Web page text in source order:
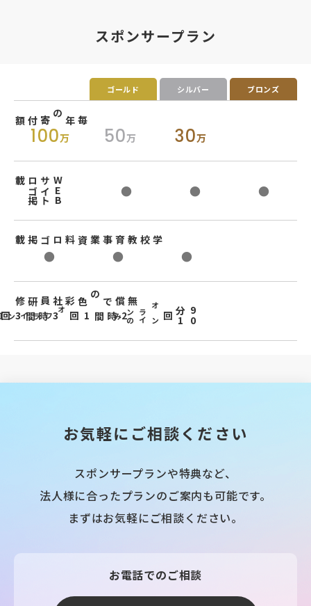
スポンサープラン
ゴールド シルバー ブロンズ
毎年の寄付額
100万 50万 30万
W
E
B
サ
イ
ト
ロ
ゴ
掲
載
● ● ●
学校教育事業資料
ロゴ掲載
● ● ●
無償での
色彩社員研修
間3回
2時間1回
ン可 9
0
分
1
回
オ
ン
ラ
イ
ン
の
み
お気軽にご相談ください
スポンサープランや特典など、
法人様に合ったプランのご案内も可能です。
まずはお気軽にご相談ください。
お電話でのご相談